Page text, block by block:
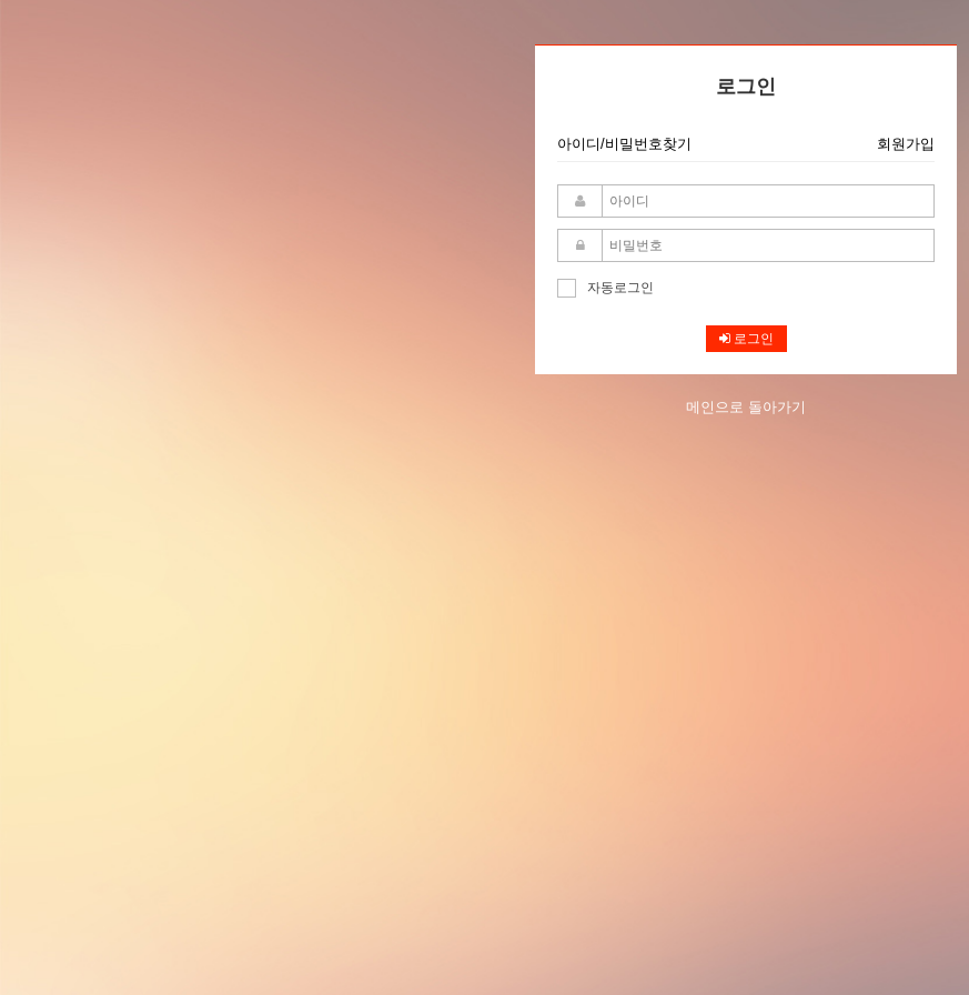
로그인
아이디/비밀번호찾기 회원가입
자동로그인
로그인
메인으로 돌아가기